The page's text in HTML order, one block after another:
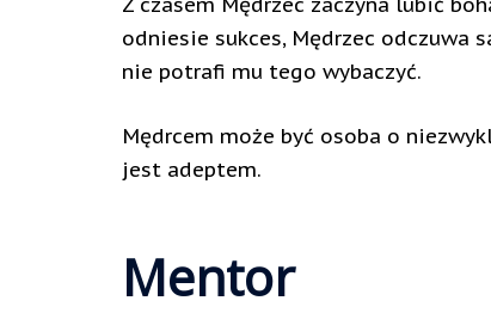
odniesie sukces, Mędrzec odczuwa
nie potrafi mu tego wybaczyć.
Mędrcem może być osoba o
jest adeptem.
Mentor